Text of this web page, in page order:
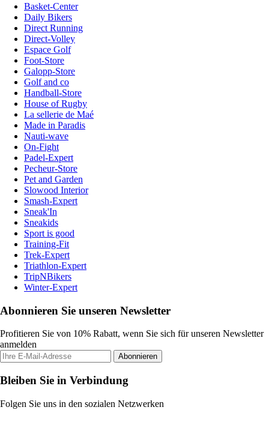
Basket-Center
Daily Bikers
Direct Running
Direct-Volley
Espace Golf
Foot-Store
Galopp-Store
Golf and co
Handball-Store
House of Rugby
La sellerie de Maé
Made in Paradis
Nauti-wave
On-Fight
Padel-Expert
Pecheur-Store
Pet and Garden
Slowood Interior
Smash-Expert
Sneak'In
Sneakids
Sport is good
Training-Fit
Trek-Expert
Triathlon-Expert
TripNBikers
Winter-Expert
Abonnieren Sie unseren Newsletter
Profitieren Sie von 10% Rabatt, wenn Sie sich für unseren Newsletter
anmelden
Abonnieren
Bleiben Sie in Verbindung
Folgen Sie uns in den sozialen Netzwerken